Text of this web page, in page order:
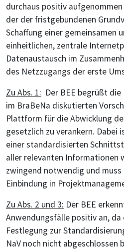
durchaus positiv
der der fristgebundenen
Schaffung einer gemeinsamen
einheitlichen, zentrale
Datenaustausch im
des Netzzugangs der erste
Zu Abs. 1: Der BEE begrüßt
im BraBeNa diskutierten
Plattform für die Abwicklung
gesetzlich zu verankern. Dabei
einer standardisierten
aller relevanten Informationen
zwingend notwendig und
Einbindung in
Zu Abs. 2 und 3: Der BEE
Anwendungsfälle positiv an, da
Festlegung zur
NaV noch nicht abgeschlossen